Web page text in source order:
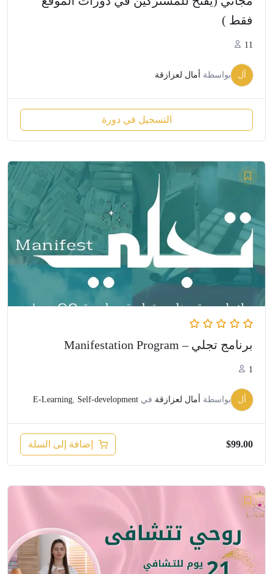
فقط )
11
أل بواسطة أمال لعزازقة
التسجيل في دورة
برنامج تجلي – Manifestation Program
1
أل بواسطة أمال لعزازقة في E-Learning Self-development
$99.00 إضافة إلى السلة